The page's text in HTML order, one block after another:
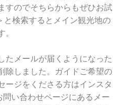
すのでそちらからもぜひお試
検索するとメイン観光地の
。
たメールが届くようになった
除しました。ガイドご希望の
ージをくださる方はインスタ
い合わせページにあるメー